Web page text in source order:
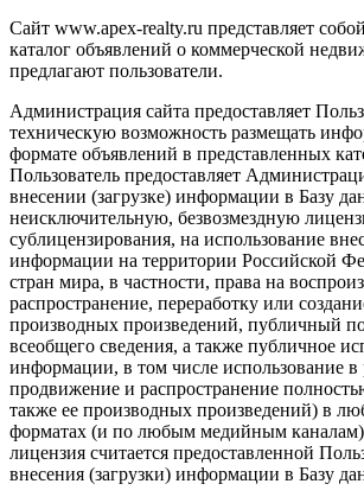
Сайт www.apex-realty.ru представляет
каталог объявлений о коммерческой
предлагают пользователи.
Администрация сайта предоставляет
техническую возможность размещать
формате объявлений в представленных
Пользователь предоставляет
внесении (загрузке) информации в Базу
неисключительную, безвозмездную
сублицензирования, на использование
информации на территории Российской
стран мира, в частности, права на
распространение, переработку или
производных произведений, публичный
всеобщего сведения, а также публичное
информации, в том числе использование в
продвижение и распространение
также ее производных произведений) в
форматах (и по любым медийным
лицензия считается предоставленной
внесения (загрузки) информации в Базу